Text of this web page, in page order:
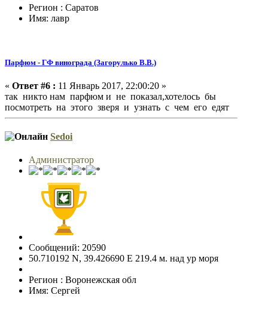
Регион : Саратов
Имя: лавр
Парфюм - ГФ винограда (Загорулько В.В.)
« Ответ #6 : 11 Январь 2017, 22:00:20 »
так никто нам парфюм и не показал,хотелось бы
посмотреть на этого зверя и узнать с чем его едят
Sedoi
Администратор
Сообщений: 20590
50.710192 N, 39.426690 E 219.4 м. над ур моря
Регион : Воронежская обл
Имя: Сергей